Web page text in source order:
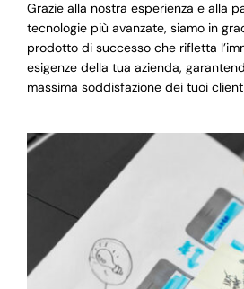
Grazie alla nostra esperienza e alla
tecnologie più avanzate, siamo in
prodotto di successo che rifletta
esigenze della tua azienda,
massima soddisfazione dei tuoi